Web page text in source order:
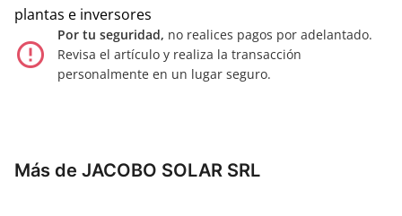
plantas e inversores
error_outline
Por tu seguridad, no realices pagos por adelantado.
Revisa el artículo y realiza la transacción
personalmente en un lugar seguro.
Más de JACOBO SOLAR SRL